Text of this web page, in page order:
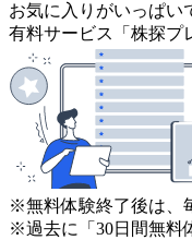
お気に入りがいっぱい
有料サービス「株探プ
※無料体験終了後は、
※過去に「30日間無料